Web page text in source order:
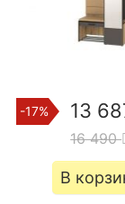
-17% 13
16 490
В